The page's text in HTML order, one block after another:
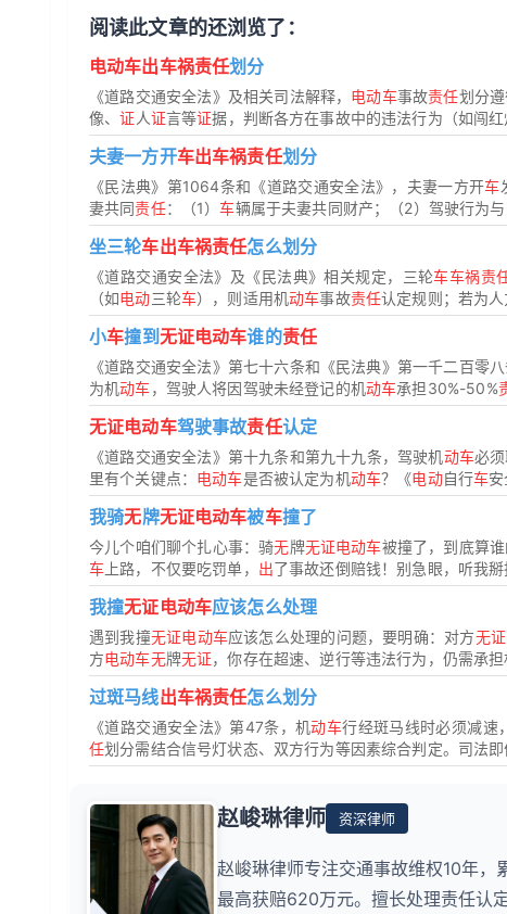
阅读此文章的还浏览了：
电动车出车祸责任划分
《道路交通安全法》及相关司法解释， 电动车事故责任划分
像、证人证言等证据，判断各方在事故中的违法行为（如闯
夫妻一方开车出车祸责任划分
《民法典》第1064条和《道路交通安全法》，夫妻一方开车
妻共同责任：（1）车辆属于夫妻共同财产；（2）驾驶行为
坐三轮车出车祸责任怎么划分
《道路交通安全法》及《民法典》相关规定，三轮车车祸责
（如电动三轮车），则适用机动车事故责任认定规则；若为
小车撞到 无证电动车谁的责任
《道路交通安全法》第七十六条和《民法典》第一千二百零
为机动车，驾驶人将因驾驶未经登记的机动车承担30%-50%
无证电动车驾驶事故责任认定
《道路交通安全法》第十九条和第九十九条，驾驶机动车必
里有个关键点： 电动车是否被认定为机动车？《电动自行车
我骑无牌无证电动车被车撞了
今儿个咱们聊个扎心事：骑无牌无证电动车被撞了，到底算
车 上路，不仅要吃罚单， 出了事故还倒赔钱！别急眼，听我
我撞无证电动车应该怎么处理
遇到我撞无证电动车应该怎么处理的问题，要明确：对方无证
方电动车无牌无证，你存在超速、逆行等违法行为，仍需承
过斑马线出车祸责任怎么划分
《道路交通安全法》第47条，机动车行经斑马线时必须减速
任划分需结合信号灯状态、双方行为等因素综合判定。司法
赵峻琳律师 资深律师
赵峻琳律师专注交通事故维权10年
最高获赔620万元。擅长处理责任认